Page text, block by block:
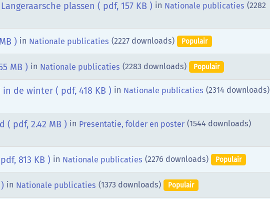
plassen ( pdf, 157 KB ) in Nationale publicaties (2282
) in Nationale publicaties (2227 downloads) Populair
MB ) in Nationale publicaties (2283 downloads) Populair
in de winter ( pdf, 418 KB ) in Nationale publicaties (2314 downloads)
( pdf, 2.42 MB ) in Presentatie, folder en poster (1544 downloads)
813 KB ) in Nationale publicaties (2276 downloads) Populair
in Nationale publicaties (1373 downloads) Populair